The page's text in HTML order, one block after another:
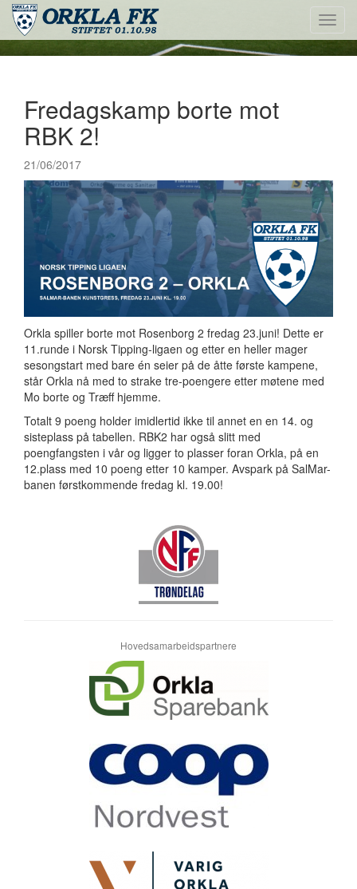
Fredagskamp borte mot
RBK 2!
21/06/2017
Orkla spiller borte mot Rosenborg 2 fredag 23.juni! Dette er
11.runde i Norsk Tipping-ligaen og etter en heller mager
sesongstart med bare én seier på de åtte første kampene,
står Orkla nå med to strake tre-poengere etter møtene med
Mo borte og Træff hjemme.
Totalt 9 poeng holder imidlertid ikke til annet en en 14. og
sisteplass på tabellen. RBK2 har også slitt med
poengfangsten i vår og ligger to plasser foran Orkla, på en
12.plass med 10 poeng etter 10 kamper. Avspark på SalMar-
banen førstkommende fredag kl. 19.00!
Hovedsamarbeidspartnere